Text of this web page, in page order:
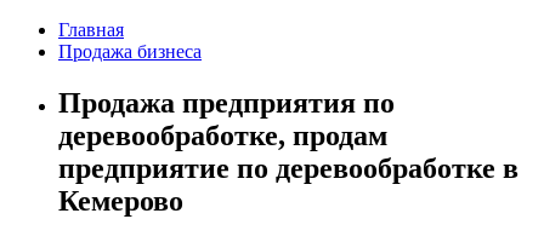
Главная
Продажа бизнеса
Продажа предприятия по
деревообработке, продам
предприятие по деревообработке в
Кемерово